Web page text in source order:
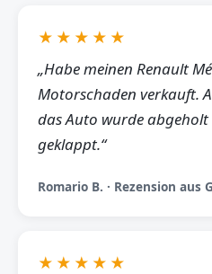
★★★★★
„Habe meinen Renault
Motorschaden verkauft.
das Auto wurde abgeholt
geklappt.“
Romario B. · Rezension aus
★★★★★